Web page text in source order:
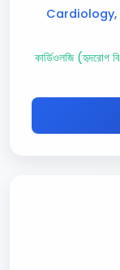
Cardiology,
কার্ডিওলজি (হৃদরোগ